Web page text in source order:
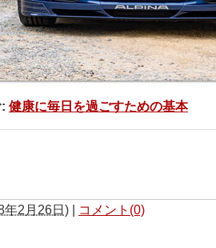
健康に毎日を過ごすための基本
年2月26日) | コメント(0)